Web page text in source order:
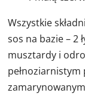
Wszystkie
sos na bazie – 2
musztardy i